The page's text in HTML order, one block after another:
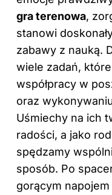
gra terenowa,
stanowi
zabawy z nauką.
wiele zadań,
współpracy w
oraz
Uśmiechy na ich
radości, a jako
spędzamy
sposób. Po
gorącym